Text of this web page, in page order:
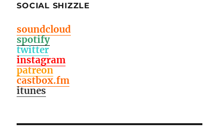
SOCIAL SHIZZLE
soundcloud
spotify
twitter
instagram
patreon
castbox.fm
itunes